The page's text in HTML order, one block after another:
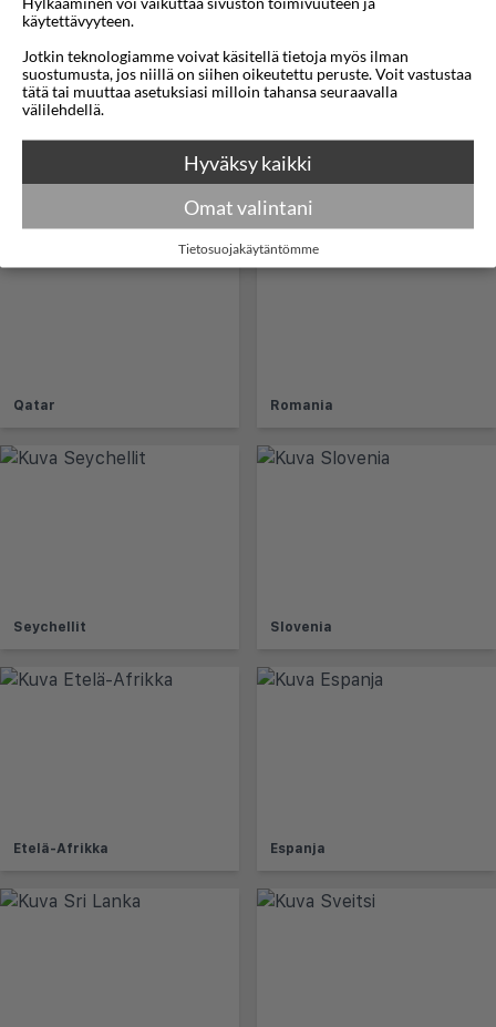
Puola Portugali
Qatar Romania
Seychellit Slovenia
Etelä-Afrikka Espanja
käytettävyyteen.
Jotkin teknologiamme voivat käsitellä tietoja myös ilman
suostumusta, jos niillä on siihen oikeutettu peruste. Voit vastustaa
tätä tai muuttaa asetuksiasi milloin tahansa seuraavalla
välilehdellä.
Hyväksy kaikki
Omat valintani
Tietosuojakäytäntömme